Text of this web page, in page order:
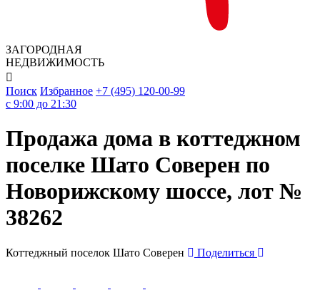
ЗАГОРОДНАЯ
НЕДВИЖИМОСТЬ

Поиск Избранное +7 (495) 120-00-99
c 9:00 до 21:30
Продажа дома в коттеджном
поселке Шато Соверен по
Новорижскому шоссе, лот №
38262
Коттеджный поселок Шато Соверен Поделиться